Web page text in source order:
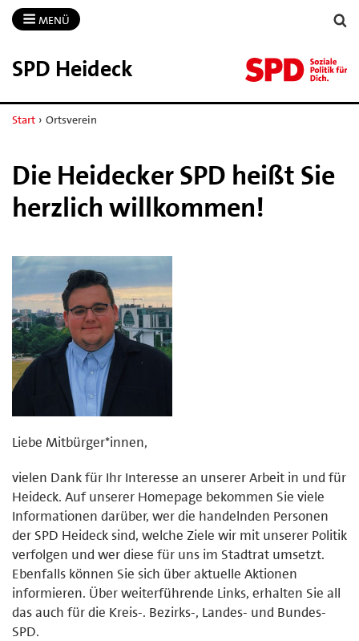
MENÜ
SPD Heideck
Start › Ortsverein
Die Heidecker SPD heißt Sie
herzlich willkommen!
Liebe Mitbürger*innen,
vielen Dank für Ihr Interesse an unserer Arbeit in und für
Heideck. Auf unserer Homepage bekommen Sie viele
Informationen darüber, wer die handelnden Personen
der SPD Heideck sind, welche Ziele wir mit unserer Politik
verfolgen und wer diese für uns im Stadtrat umsetzt.
Ebenfalls können Sie sich über aktuelle Aktionen
informieren. Über weiterführende Links, erhalten Sie all
das auch für die Kreis-. Bezirks-, Landes- und Bundes-
SPD.